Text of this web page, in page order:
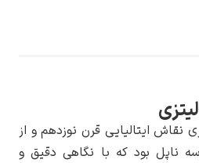
قرن نوزدهم و از
که با نگاهی دقیق و